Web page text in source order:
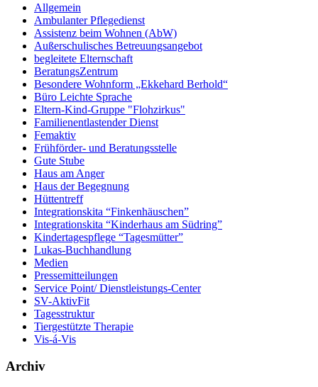
Allgemein
Ambulanter Pflegedienst
Assistenz beim Wohnen (AbW)
Außerschulisches Betreuungsangebot
begleitete Elternschaft
BeratungsZentrum
Besondere Wohnform „Ekkehard Berhold“​
Büro Leichte Sprache
Eltern-Kind-Gruppe "Flohzirkus"
Familienentlastender Dienst
Femaktiv
Frühförder- und Beratungsstelle
Gute Stube
Haus am Anger
Haus der Begegnung
Hüttentreff
Integrationskita “Finkenhäuschen”
Integrationskita “Kinderhaus am Südring”
Kindertagespflege “Tagesmütter”
Lukas-Buchhandlung
Medien
Pressemitteilungen
Service Point/ Dienstleistungs-Center
SV-AktivFit
Tagesstruktur
Tiergestützte Therapie
Vis-á-Vis
Archiv